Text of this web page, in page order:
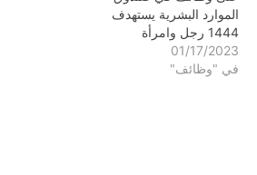
الموارد البشرية يستهدف
1444 رجل وامرأة
01/17/2023
في "وظائف"